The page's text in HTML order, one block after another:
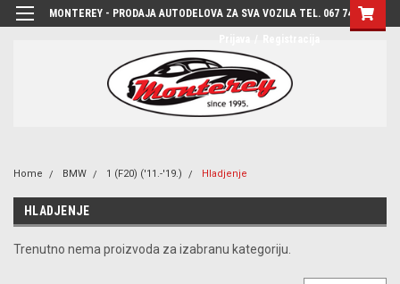
MONTEREY - PRODAJA AUTODELOVA ZA SVA VOZILA TEL. 067 7444-780
Home BMW 1 (F20) ('11.-'19.) Hladjenje
HLADJENJE
Trenutno nema proizvoda za izabranu kategoriju.